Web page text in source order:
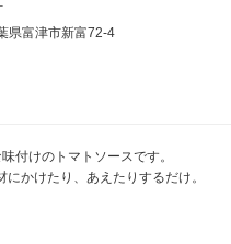
富津市新富72-4
付けのトマトソースです。
かけたり、あえたりするだけ。